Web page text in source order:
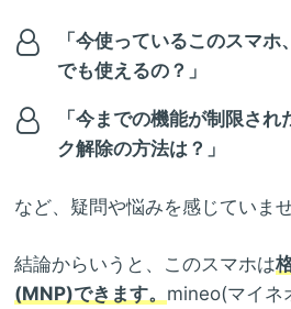
「今使っているこのスマ
でも使えるの？」
「今までの機能が制限さ
ク解除の方法は？」
など、疑問や悩みを感じていま
結論からいうと、このスマホは
(MNP)できます。 mineo(マイネ